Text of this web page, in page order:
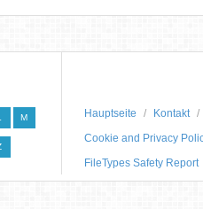
M Hauptseite
Kontakt
Cookie and Privacy
FileTypes Safety Report